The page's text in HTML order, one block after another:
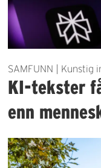
SAMFUNN | Kunstig
KI-tekster
enn